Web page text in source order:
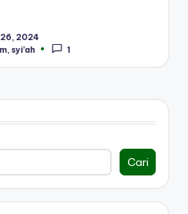
2024
syi'ah 1
Cari